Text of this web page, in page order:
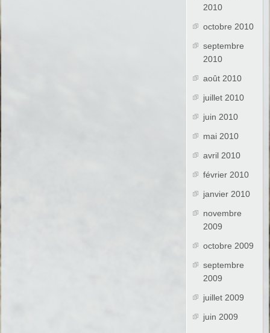
2010
octobre 2010
septembre
2010
août 2010
juillet 2010
juin 2010
mai 2010
avril 2010
février 2010
janvier 2010
novembre
2009
octobre 2009
septembre
2009
juillet 2009
juin 2009